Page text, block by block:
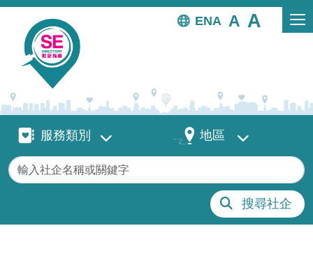
移至主內容
EN
服務類別服務類別 地區 地區
關鍵字
搜尋社企